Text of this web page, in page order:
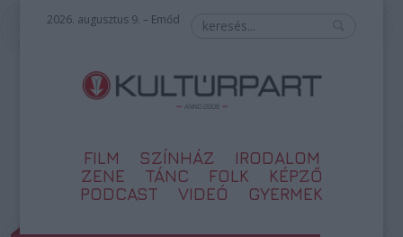
2026. augusztus 9. – Emőd
FILM SZÍNHÁZ
IRODALOM
ZENE
TÁNC FOLK
KÉPZŐ
PODCAST
VIDEÓ GYERMEK